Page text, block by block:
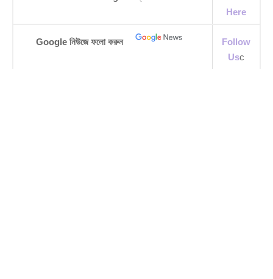
Here
Google নিউজে ফলো করুন
Follow
Usc